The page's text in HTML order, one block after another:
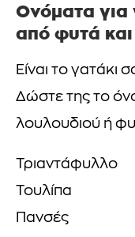
Ονόματα για
από φυτά
Είναι το γατάκι
Δώστε της το
λουλουδιού ή
Τριαντάφυλλο
Τουλίπα
Πανσές